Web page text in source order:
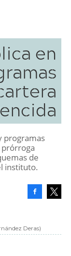
en
programas
prórroga
de
instituto.
Deras)